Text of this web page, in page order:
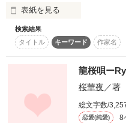
声をきくことも話すこともで
そんな君と、今ここで出逢え
素敵な出逢いの一つだよね。
ありがとう。
2013.8.9 公開
表紙を見る
この世界は【運命】という
感情も、時間も、生死さえ
検索結果
タイトル
キーワード 作家名
龍桜唄ー
桜華夜／著
総文字数/
恋愛(純愛) 8